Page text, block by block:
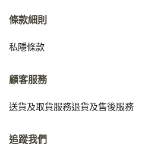
條款細則
私隱條款
顧客服務
送貨及取貨服務退貨及售後服務
追蹤我們